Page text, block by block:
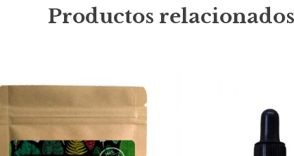
Productos relacionados